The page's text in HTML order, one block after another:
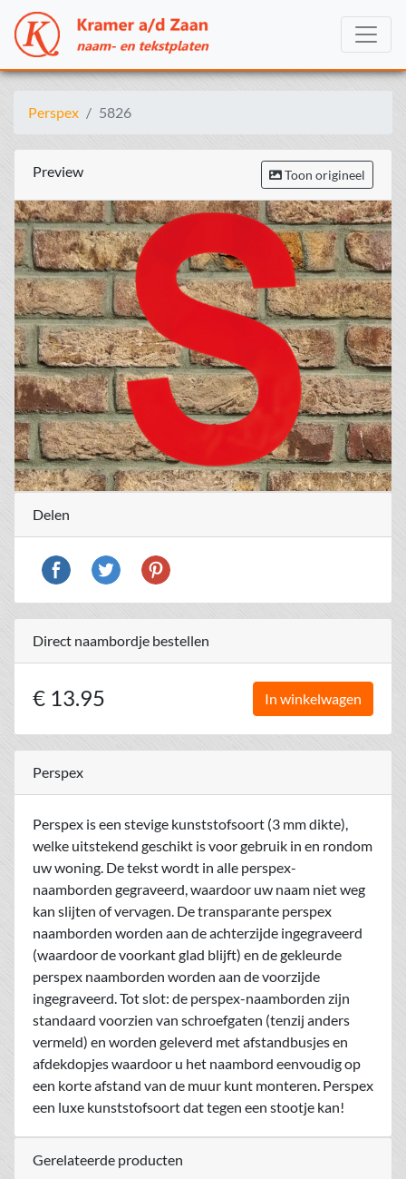
Perspex 5826
Preview Toon origineel
Delen
Direct naambordje bestellen
€ 13.95 In winkelwagen
Perspex
Perspex is een stevige kunststofsoort (3 mm dikte),
welke uitstekend geschikt is voor gebruik in en rondom
uw woning. De tekst wordt in alle perspex-
naamborden gegraveerd, waardoor uw naam niet weg
kan slijten of vervagen. De transparante perspex
naamborden worden aan de achterzijde ingegraveerd
(waardoor de voorkant glad blijft) en de gekleurde
perspex naamborden worden aan de voorzijde
ingegraveerd. Tot slot: de perspex-naamborden zijn
standaard voorzien van schroefgaten (tenzij anders
vermeld) en worden geleverd met afstandbusjes en
afdekdopjes waardoor u het naambord eenvoudig op
een korte afstand van de muur kunt monteren. Perspex
een luxe kunststofsoort dat tegen een stootje kan!
Gerelateerde producten